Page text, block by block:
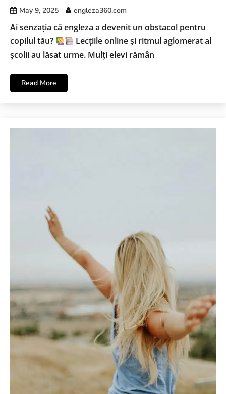
May 9, 2025 engleza360.com
Ai senzația că engleza a devenit un obstacol pentru
copilul tău?
Lecțiile online și ritmul aglomerat al
școlii au lăsat urme. Mulți elevi rămân
Read More